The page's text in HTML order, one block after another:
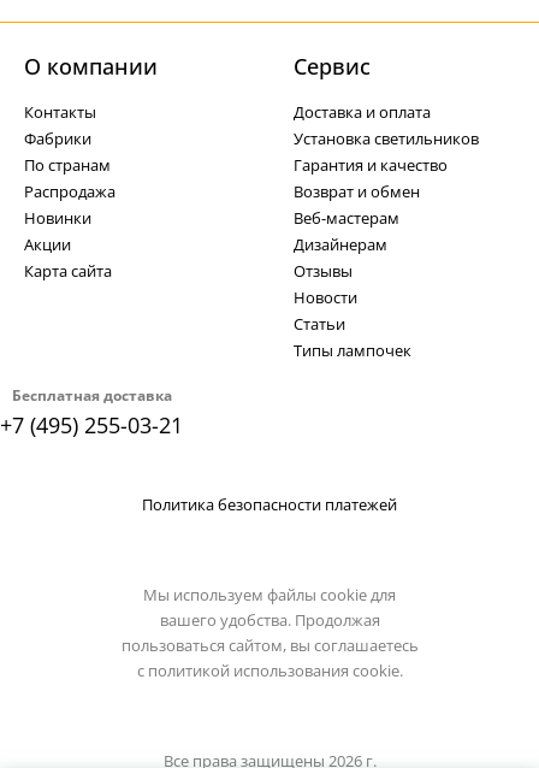
Бесплатная доставка
+7 (495) 255-03-21
О компании
Контакты
Фабрики
По странам
Распродажа
Новинки
Акции
Карта сайта
Cервис
Доставка и оплата
Установка светильников
Гарантия и качество
Возврат и обмен
Веб-мастерам
Дизайнерам
Отзывы
Новости
Статьи
Типы лампочек
Политика безопасности платежей
Мы используем файлы cookie для
вашего удобства. Продолжая
пользоваться сайтом, вы соглашаетесь
с политикой использования cookie.
Все права защищены 2026 г.